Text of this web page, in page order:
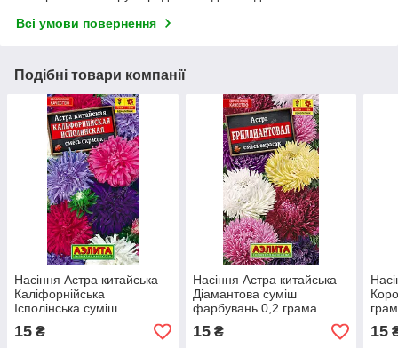
Всі умови повернення
Подібні товари компанії
Насіння Астра китайська
Каліфорнійська
Ісполінська суміш
фарбувань 0,2 грама
Аеліта
15 ₴
Насіння Астра китайська
Діамантова суміш
фарбувань 0,2 грама
Аеліта
15₴ 15